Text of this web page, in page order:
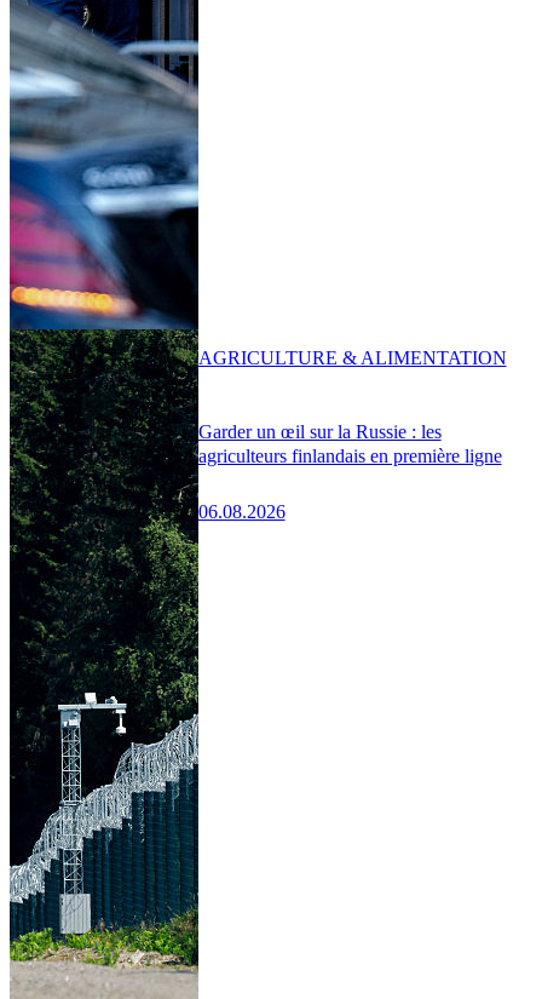
Garder un œil sur la Russie : les
agriculteurs finlandais en première ligne
06.08.2026
AGRICULTURE & ALIMENTATION